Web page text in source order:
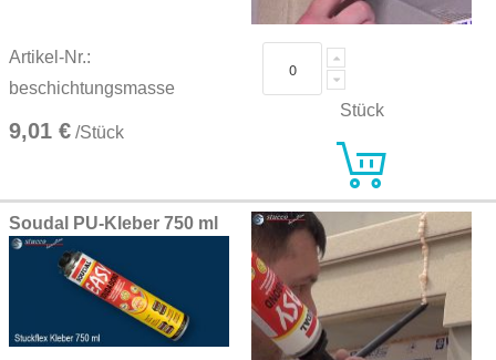
Artikel-Nr.:
beschichtungsmasse
9,01 € /Stück
Stück
Soudal PU-Kleber 750 ml